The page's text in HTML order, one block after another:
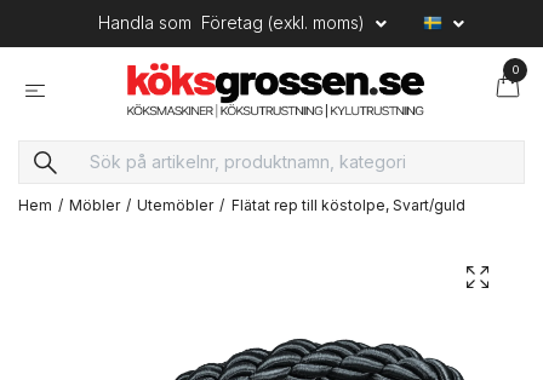
Handla som Företag (exkl. moms)
0
Hem Möbler Utemöbler Flätat rep till köstolpe, Svart/guld